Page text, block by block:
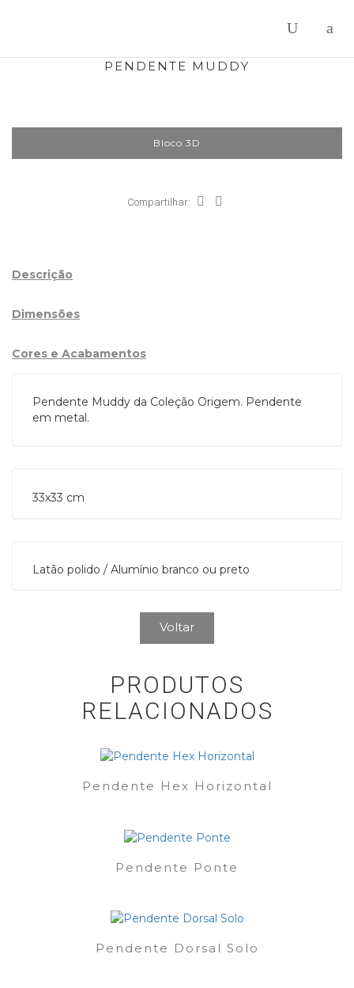
PENDENTE MUDDY
Bloco 3D
Compartilhar:
Descrição
Dimensões
Cores e Acabamentos
Pendente Muddy da Coleção Origem. Pendente
em metal.
33x33 cm
Latão polido / Alumínio branco ou preto
Voltar
PRODUTOS
RELACIONADOS
Pendente Hex Horizontal
Pendente Ponte
Pendente Dorsal Solo